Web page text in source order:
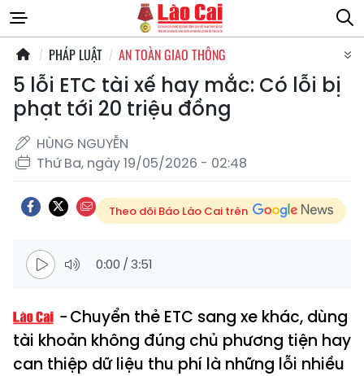
PHÁP LUẬT AN TOÀN GIAO THÔNG
5 lỗi ETC tài xế hay mắc: Có lỗi bị
phạt tới 20 triệu đồng
HÙNG NGUYỄN
Thứ Ba, ngày 19/05/2026 - 02:48
Theo dõi Báo Lào Cai trên
0:00 /3:51
Chuyển thẻ ETC sang xe khác, dùng
tài khoản không đúng chủ phương tiện hay
can thiệp dữ liệu thu phí là những lỗi nhiều